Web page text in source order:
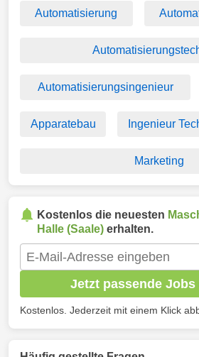
Automatisierung
Automatisierungsingenieur
Apparatebau Ingenieur
Marketing
Kostenlos die neuesten
Halle (Saale) erhalten.
Jetzt passende Jobs
Kostenlos. Jederzeit mit einem Klick